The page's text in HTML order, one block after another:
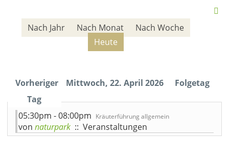
Nach Jahr Nach Monat
Nach Woche
Heute
Vorheriger
Tag
Mittwoch, 22. April 2026 Folgetag
05:30pm - 08:00pm Kräuterführung allgemein
von naturpark :: Veranstaltungen